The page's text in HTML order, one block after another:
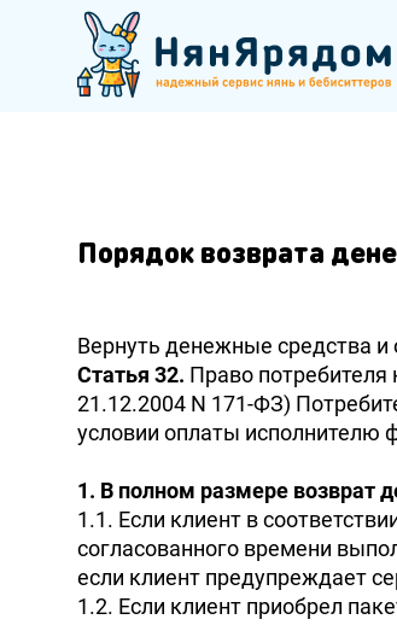
Порядок возврата
Вернуть денежные средства и
Статья 32. Право потребителя
21.12.2004 N 171-ФЗ)
условии оплаты исполнителю
1. В полном размере возврат
1.1. Если клиент в
согласованного времени
если клиент предупреждает
1.2. Если клиент приобрел